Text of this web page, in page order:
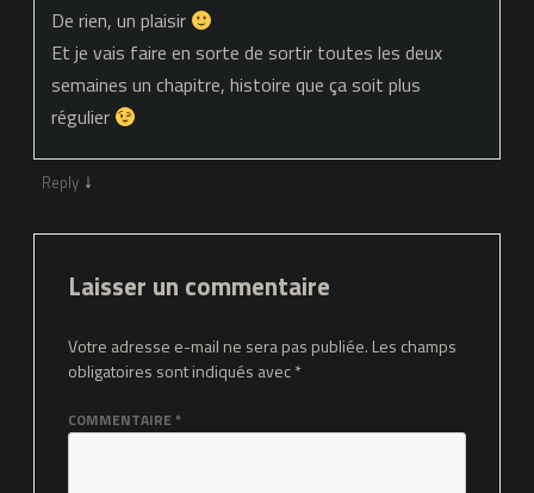
De rien, un plaisir
Et je vais faire en sorte de sortir toutes les deux
semaines un chapitre, histoire que ça soit plus
régulier
Reply ↓
Laisser un commentaire
Votre adresse e-mail ne sera pas publiée. Les champs
obligatoires sont indiqués avec*
COMMENTAIRE *